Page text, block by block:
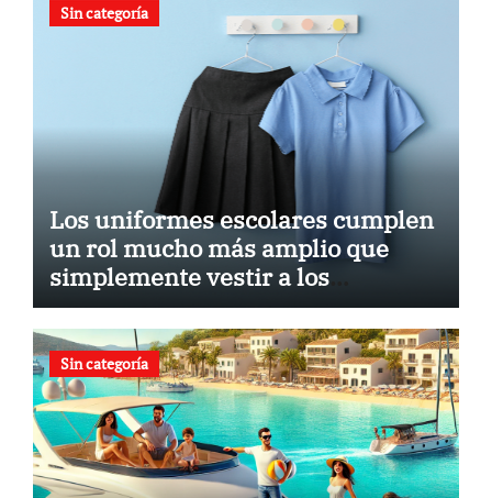
Sin categoría
Los uniformes escolares cumplen
un rol mucho más amplio que
simplemente vestir a los
estudiantes. Son una herramienta
poderosa de cohesión, identidad y
proyección institucional. En
KAIXER, ofrecemos soluciones de
uniformidad escolar
personalizada que permiten a los
centros educativos diferenciarse
Sin categoría